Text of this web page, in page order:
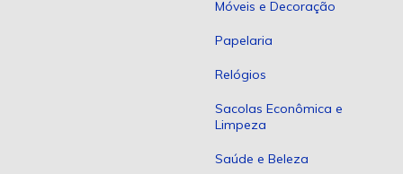
Móveis e Decoração
Papelaria
Relógios
Sacolas Econômica e
Limpeza
Saúde e Beleza